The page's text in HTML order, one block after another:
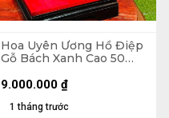
Hoa Uyên Ương Hồ Điệp
Gỗ Bách Xanh Cao 50
Đường Kính 23 Cao 14
1 tháng trước
9.000.000 ₫